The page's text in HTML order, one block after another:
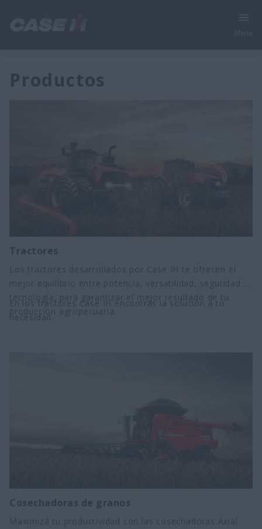
Productos
Tractores
Los tractores desarrollados por Case IH te ofrecen el
mejor equilibrio entre potencia, versatilidad, seguridad y
tecnología, para garantizar el mejor resultado de tu
producción agropecuaria.
En los tractores Case IH encontrás la solución a tu
necesidad.
Cosechadoras de granos
Maximizá tu productividad con las cosechadoras Axial